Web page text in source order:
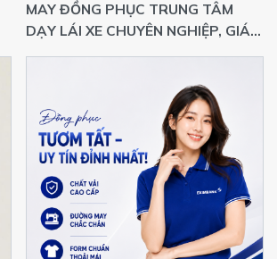
MAY ĐỒNG PHỤC TRUNG TÂM
DẠY LÁI XE CHUYÊN NGHIỆP, GIÁ
TỐT THEO YÊU CẦU